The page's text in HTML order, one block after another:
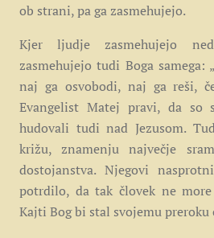
ob strani, pa ga zasmehujejo.
Kjer ljudje zasmehujejo
zasmehujejo tudi Boga samega:
naj ga osvobodi, naj ga reši,
Evangelist Matej pravi, da so
hudovali tudi nad Jezusom.
križu, znamenju največje
dostojanstva. Njegovi
potrdilo, da tak človek ne
Kajti Bog bi stal svojemu preroku